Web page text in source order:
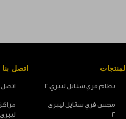
المنتجات
نظام فري ستايل ليبري 2
مجس فري ستايل ليبري
2
اتصل بنا
اتصل
ليبري